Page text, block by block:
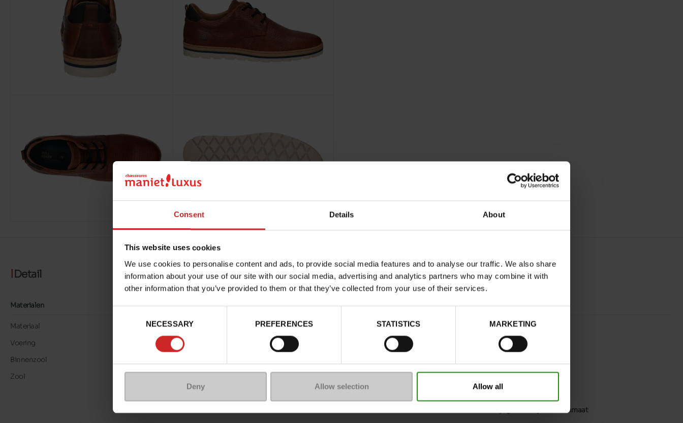
Consent Details About
This website uses cookies
We use cookies to personalise content and ads, to provide social media features and to analyse our traffic. We also share
information about your use of our site with our social media, advertising and analytics partners who may combine it with
other information that you’ve provided to them or that they’ve collected from your use of their services.
NECESSARY PREFERENCES STATISTICS MARKETING
Deny Allow selection Allow all
Detail
Materialen
Materiaal
LEER
Voering
LK LEER
Binnenzool
Zool
Kenmerken
COGNAC
Breedte van de Raad
normal
Neem je gebruikelijke schoenmaat